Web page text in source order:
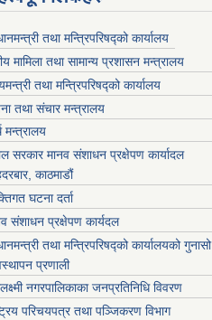
तथा मन्त्रिपरिषद्को कार्यालय
मामिला तथा सामान्य प्रशासन मन्त्रालय
तथा मन्त्रिपरिषद्को कार्यालय
तथा संचार मन्त्रालय
मन्त्रालय
सरकार मानव संशाधन प्रक्षेपण कार्यादल
काठमाडौं
घटना दर्ता
संशाधन प्रक्षेपण कार्यदल
तथा मन्त्रिपरिषद्को कार्यालयको गुनासो
प्रणाली
नगरपालिकाका जनप्रतिनिधि विवरण
परिचयपत्र तथा पञ्जिकरण विभाग